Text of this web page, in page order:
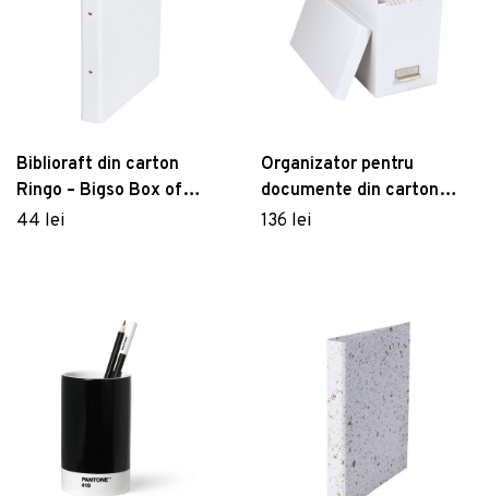
Biblioraft din carton
Ringo – Bigso Box of
Sweden
44 lei
Organizator pentru
documente din carton
Johan – Bigso Box of
136 lei